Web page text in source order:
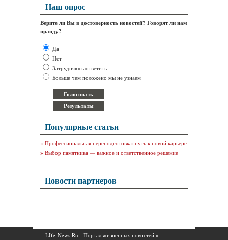
Наш опрос
Верите ли Вы в достоверность новостей? Говорят ли нам
правду?
Да
Нет
Затрудняюсь ответить
Больше чем положено мы не узнаем
Популярные статьи
» Профессиональная переподготовка: путь к новой карьере
» Выбор памятника — важное и ответственное решение
Новости партнеров
LIfe-News.Ru - Портал жизненных новостей »